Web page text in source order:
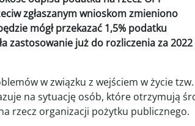
zgłaszanym wnioskom zmieniono
mógł przekazać 1,5% podatku
zastosowanie już do rozliczenia za 2022
w związku z wejściem w życie tzw.
na sytuację osób, które otrzymują
rzecz organizacji pożytku publicznego.